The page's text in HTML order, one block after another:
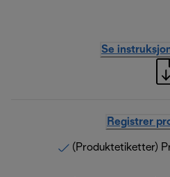
Se
Registrer
(Produktetiketter)